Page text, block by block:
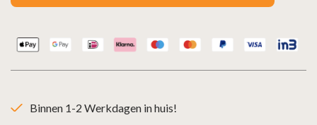
Binnen 1-2 Werkdagen in huis!